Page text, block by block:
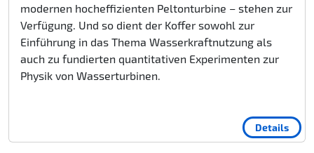
modernen hocheffizienten Peltonturbine – stehen zur
Verfügung. Und so dient der Koffer sowohl zur
Einführung in das Thema Wasserkraftnutzung als
auch zu fundierten quantitativen Experimenten zur
Physik von Wasserturbinen.
Details